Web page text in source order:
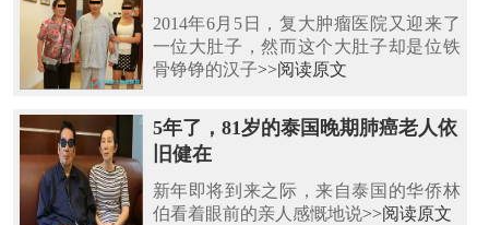
2014年6月5日，复大肿瘤医院又迎来了
一位大肚子，然而这个大肚子却是位铁
骨铮铮的汉子>>阅读原文
5年了，81岁的泰国晚期肺癌老人依
旧健在
新年即将到来之际，来自泰国的华侨林
伯看着眼前的亲人感慨地说>>阅读原文